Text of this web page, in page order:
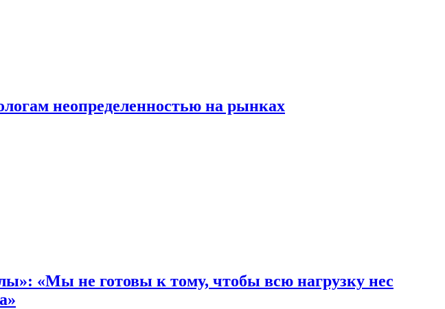
неопределенностью на рынках
«Мы не готовы к тому, чтобы всю нагрузку нес